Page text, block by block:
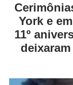
York e
11º